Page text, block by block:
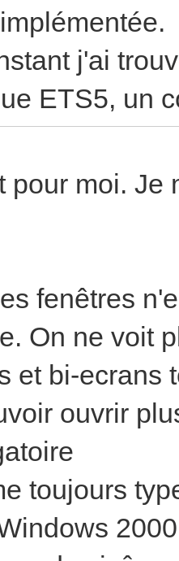
j'ai
ETS5, un
pour moi. Je
fenêtres
On ne voit
et bi-ecrans
ouvrir
toujours